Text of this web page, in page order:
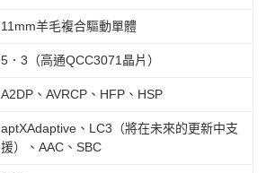
11mm羊毛複合驅動單體
5．3（高通QCC3071晶片）
A2DP、AVRCP、HFP、HSP
aptXAdaptive、LC3（將在未來的更新中支
援）、AAC、SBC